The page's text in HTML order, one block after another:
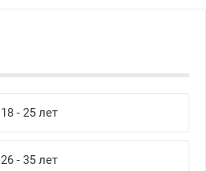
18 - 25 лет
26 - 35 лет